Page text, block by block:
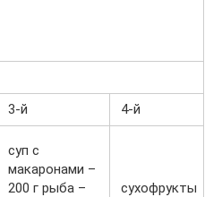
3-й 4-й
суп с
макаронами –
200 г рыба –
сухофрукты